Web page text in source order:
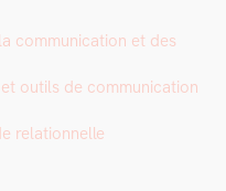
com­mu­ni­ca­tion et des
out­ils de com­mu­ni­ca­tion
rela­tion­nelle